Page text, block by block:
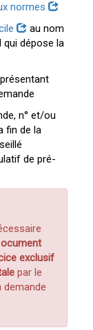
normes
au nom
qui dépose la
n° et/ou
fin de la
de pré-
ocument
exclusif
par le
demande